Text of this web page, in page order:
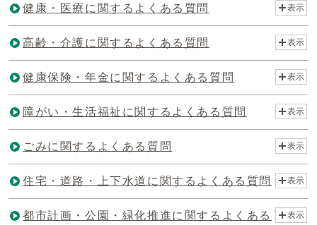
健康・医療に関するよくある質問 表示
高齢・介護に関するよくある質問 表示
健康保険・年金に関するよくある質問 表示
障がい・生活福祉に関するよくある質問 表示
ごみに関するよくある質問 表示
住宅・道路・上下水道に関するよくある質問 表示
都市計画・公園・緑化推進に関するよくある
表示